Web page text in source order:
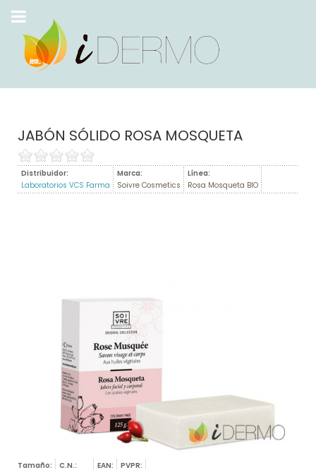
JABÓN SÓLIDO ROSA MOSQUETA
Distribuidor:
Laboratorios VCS Farma
Marca:
Soivre Cosmetics
Línea:
Rosa Mosqueta BIO
Tamaño:
C.N.:
EAN:
PVPR: